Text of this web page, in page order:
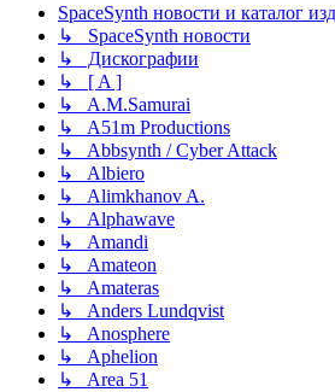
SpaceSynth новости и каталог
↳ SpaceSynth новости
↳ Дискографии
↳ [ A ]
↳ A.M.Samurai
↳ A51m Productions
↳ Abbsynth / Cyber Attack
↳ Albiero
↳ Alimkhanov A.
↳ Alphawave
↳ Amandi
↳ Amateon
↳ Amateras
↳ Anders Lundqvist
↳ Anosphere
↳ Aphelion
↳ Area 51